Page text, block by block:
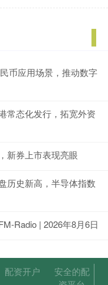
币应用场景，推动数字
常态化发行，拓宽外资
新券上市表现亮眼
历史新高，半导体指数
Radio | 2026年8月6日
配资开户
安全的配